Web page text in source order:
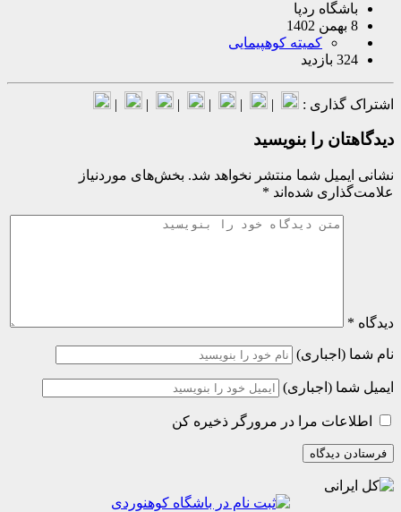
ردپا
کمیته کوهپیمایی
:
|
|
|
|
|
|
را بنویسید
شما منتشر نخواهد شد. بخش‌های موردنیاز
شده‌اند*
(اجباری)
مرا در مرورگر ذخیره کن